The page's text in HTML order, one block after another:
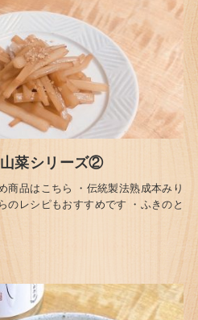
山菜シリーズ②
商品はこちら ・伝統製法熟成本みり
レシピもおすすめです ・ふきのと